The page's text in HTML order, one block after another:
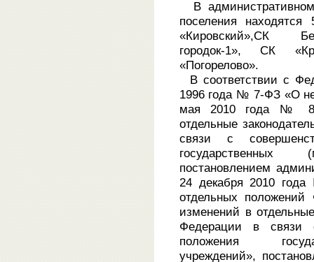
В административном
поселения
«Кировский»,СК
городок-1», СК
«Погорелово».
В соответствии с
1996 года № 7-ФЗ «О
мая 2010 года №
отдельные
связи с
государственных
постановлением
24 декабря 2010
отдельных положений
изменений в
Федерации в связи
положения
учреждений»,